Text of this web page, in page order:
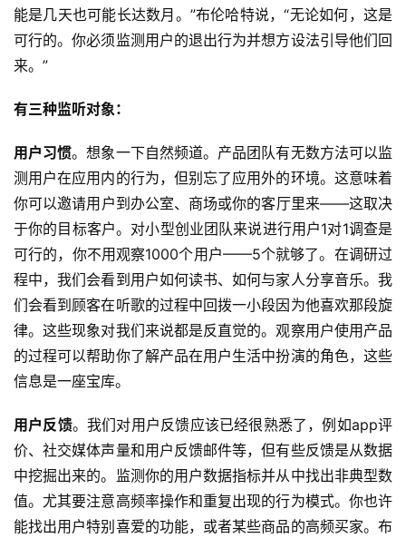
能是几天也可能长达数月。”布伦哈特说，“无论如何，这是
可行的。你必须监测用户的退出行为并想方设法引导他们回
来。”
有三种监听对象：
用户习惯。想象一下自然频道。产品团队有无数方法可以监
测用户在应用内的行为，但别忘了应用外的环境。这意味着
你可以邀请用户到办公室、商场或你的客厅里来——这取决
于你的目标客户。对小型创业团队来说进行用户1对1调查是
可行的，你不用观察1000个用户——5个就够了。在调研过
程中，我们会看到用户如何读书、如何与家人分享音乐。我
们会看到顾客在听歌的过程中回拨一小段因为他喜欢那段旋
律。这些现象对我们来说都是反直觉的。观察用户使用产品
的过程可以帮助你了解产品在用户生活中扮演的角色，这些
信息是一座宝库。
用户反馈。我们对用户反馈应该已经很熟悉了，例如app评
价、社交媒体声量和用户反馈邮件等，但有些反馈是从数据
中挖掘出来的。监测你的用户数据指标并从中找出非典型数
值。尤其要注意高频率操作和重复出现的行为模式。你也许
能找出用户特别喜爱的功能，或者某些商品的高频买家。布